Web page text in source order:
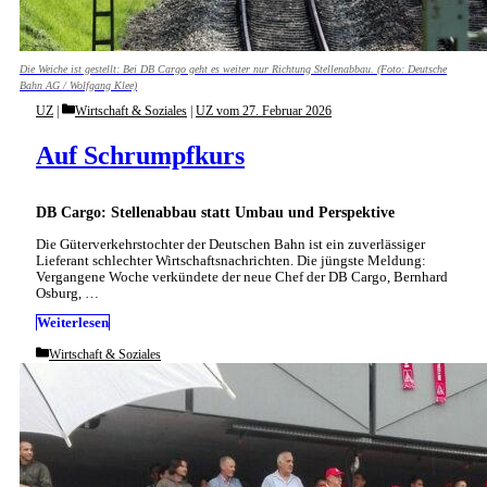
Die Weiche ist gestellt: Bei DB Cargo geht es weiter nur Richtung Stellenabbau. (Foto: Deutsche
Bahn AG / Wolfgang Klee)
DB Cargo: Stellenabbau statt Umbau und Perspektive
Auf Schrumpfkurs
UZ Categories
Wirtschaft & Soziales UZ vom 27. Februar 2026
Die Güterverkehrstochter der Deutschen Bahn ist ein zuverlässiger
Lieferant schlechter Wirtschaftsnachrichten. Die jüngste Meldung:
Vergangene Woche verkündete der neue Chef der DB Cargo, Bernhard
Osburg, …
Weiterlesen
Categories
Wirtschaft & Soziales